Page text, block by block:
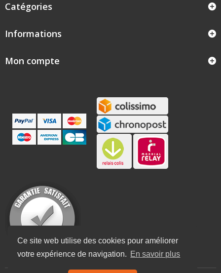
Ce site web utilise des cookies pour améliorer
votre expérience de navigation. En savoir plus
Catégories
Informations
Mon compte